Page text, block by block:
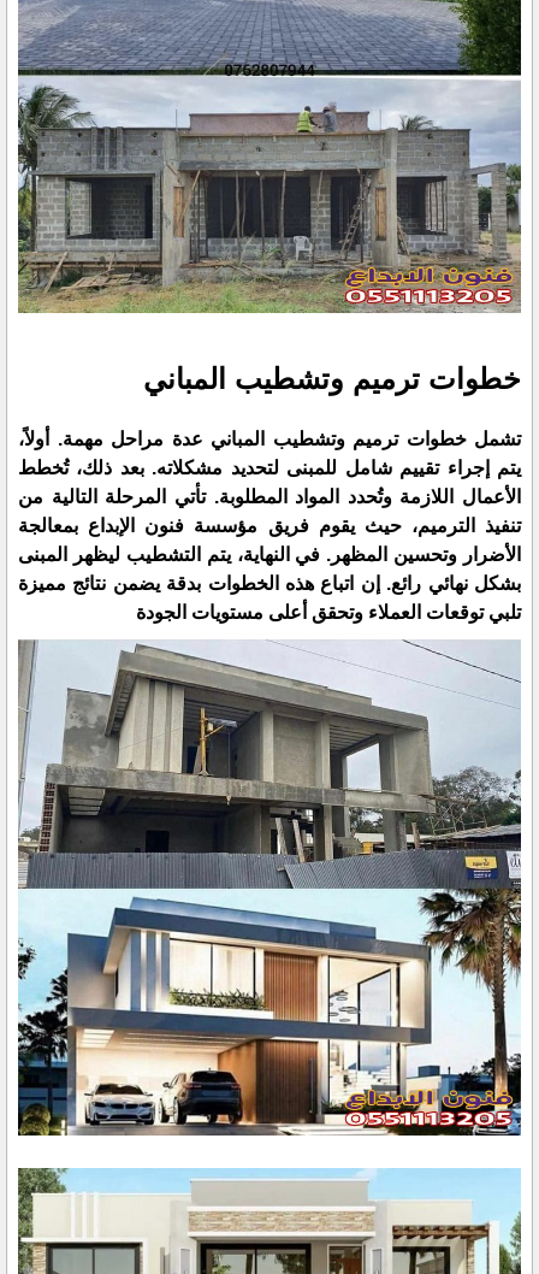
خطوات ترميم وتشطيب المباني
تشمل خطوات ترميم وتشطيب المباني عدة مراحل مهمة. أولاً،
يتم إجراء تقييم شامل للمبنى لتحديد مشكلاته. بعد ذلك، تُخطط
الأعمال اللازمة وتُحدد المواد المطلوبة. تأتي المرحلة التالية من
تنفيذ الترميم، حيث يقوم فريق مؤسسة فنون الإبداع بمعالجة
الأضرار وتحسين المظهر. في النهاية، يتم التشطيب ليظهر المبنى
بشكل نهائي رائع. إن اتباع هذه الخطوات بدقة يضمن نتائج مميزة
تلبي توقعات العملاء وتحقق أعلى مستويات الجودة